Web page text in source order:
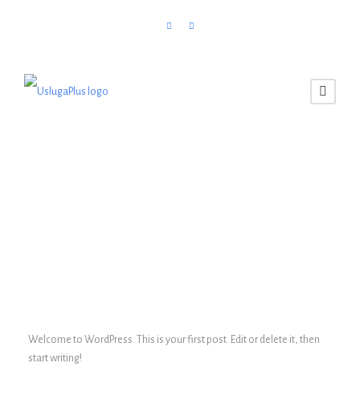
Welcome to WordPress. This is your first post. Edit or delete it, then
start writing!